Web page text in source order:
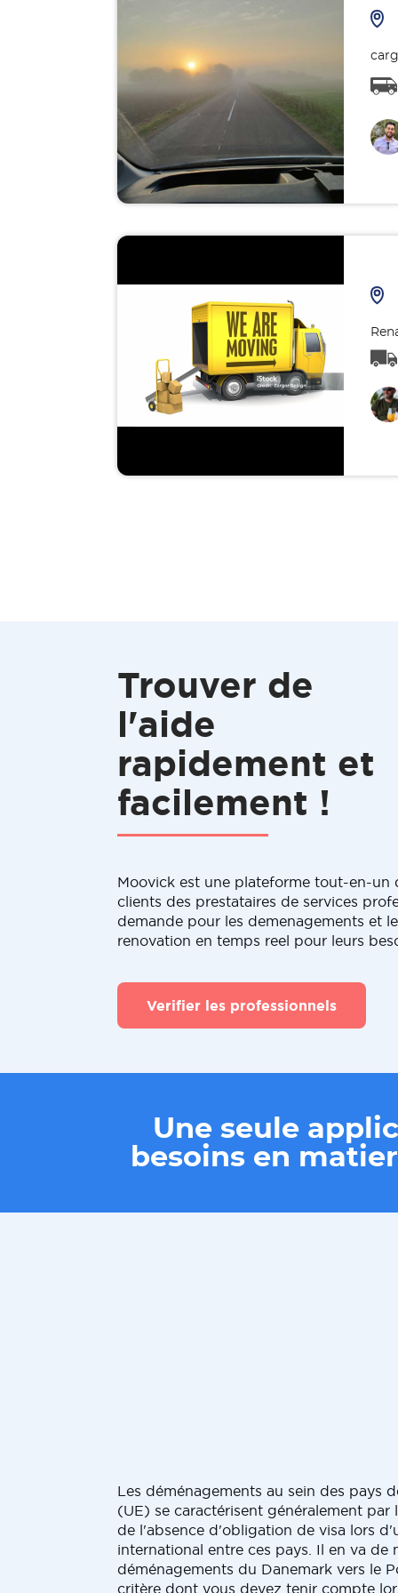
Trouver de
l'aide
rapidement et
facilement !
Moovick est une plateforme tout-en-un
clients des prestataires de services
demande pour les demenagements et
renovation en temps reel pour leurs
Verifier les professionnels
Une seule
besoins en
Les déménagements au sein des pays
(UE) se caractérisent généralement par
de l'absence d'obligation de visa lors
international entre ces pays. Il en va de
déménagements du Danemark vers le
critère dont vous devez tenir compte